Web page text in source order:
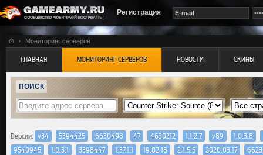
Регистрация
Мониторинг серверов
ГЛАВНАЯ МОНИТОРИНГ СЕРВЕРОВ НОВОСТИ СКИНЫ
ПОИСК
Версии: v34 5394425 6630498 47 4630212 1.1.2.7 v89
1.0.3.8
9540945
1.0.3.1 3398447 1.37.1.1 19.02.18 2.1.5.5 2020.03.17